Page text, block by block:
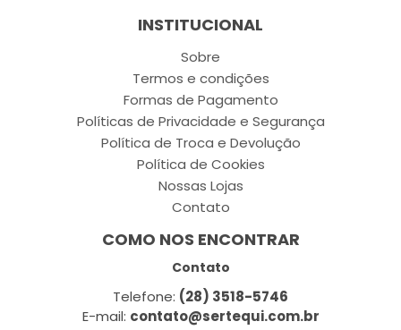
INSTITUCIONAL
Sobre
Termos e condições
Formas de Pagamento
Políticas de Privacidade e Segurança
Política de Troca e Devolução
Política de Cookies
Nossas Lojas
Contato
COMO NOS ENCONTRAR
Contato
Telefone: (28) 3518-5746
E-mail: contato@sertequi.com.br